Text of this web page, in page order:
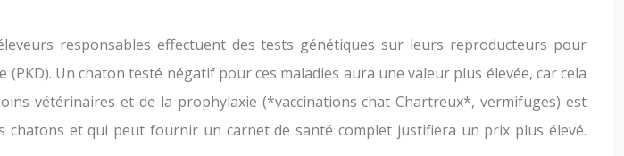
responsables effectuent des tests génétiques sur leurs reproducteurs pour
Un chaton testé négatif pour ces maladies aura une valeur plus élevée, car cela
vétérinaires et de la prophylaxie (*vaccinations chat Chartreux*, vermifuges) est
et qui peut fournir un carnet de santé complet justifiera un prix plus élevé.